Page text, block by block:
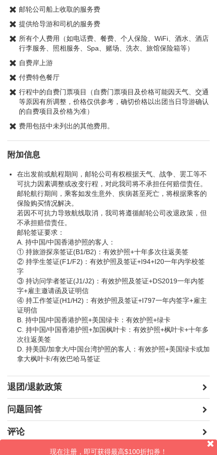
邮轮公司船上收取的服务费
提供给导游和司机的服务费
所有个人费用（如电话费、餐费、个人保险、WiFi、酒水、酒店
行李服务、照相服务、Spa、赌场、洗衣、旅馆保险箱等）
自费岸上游
付费特色餐厅
行程中的自费门票项目（自费门票项目及价格可能因天气、交通
等原因有所调整，价格仅供参考，确切价格以出团当日导游确认
的自费项目及价格为准）
费用包括中未列出的其他费用。
附加信息
在出发前或航程期间，邮轮公司有权根据天气、战争、罢工等不
可抗力因素调整或改变行程，对此我司将不承担任何赔偿责任。
邮轮航行期间，乘客如发生意外、疾病甚至死亡，将根据乘客的
保险购买情况解决。
若因不可抗力导致航线取消，我司将遵循邮轮公司改退政策，但
不承担赔偿责任。
邮轮签证要求：
A. 持中国/中国香港护照的客人：
① 持旅游探亲签证(B1/B2)：有效护照+十年多次往返美签
② 持学生签证(F1/F2)：有效护照及签证+I94+I20一年内学校签
字
③ 持访问学者签证(J1/J2)：有效护照及签证+DS2019一年内签
字+雇主邀请函及证明信
④ 持工作签证(H1/H2)：有效护照及签证+I797一年内签字+雇主
证明信
B. 持中国/中国香港护照+美国绿卡：有效护照+绿卡
C. 持中国/中国香港护照+加国枫叶卡：有效护照+枫叶卡+十年多
次往返美签
D. 持美国/加拿大/中国台湾护照的客人：有效护照+美国绿卡或加
拿大枫叶卡/有效巴哈马签证
退团/退款政策
问题回答
评论
现在注册，即可获得最高$100折扣券！